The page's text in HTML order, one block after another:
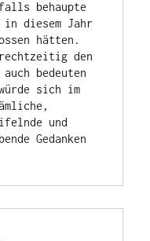
behaupte
diesem Jahr
hätten.
rechtzeitig den
bedeuten
sich im
und
Gedanken